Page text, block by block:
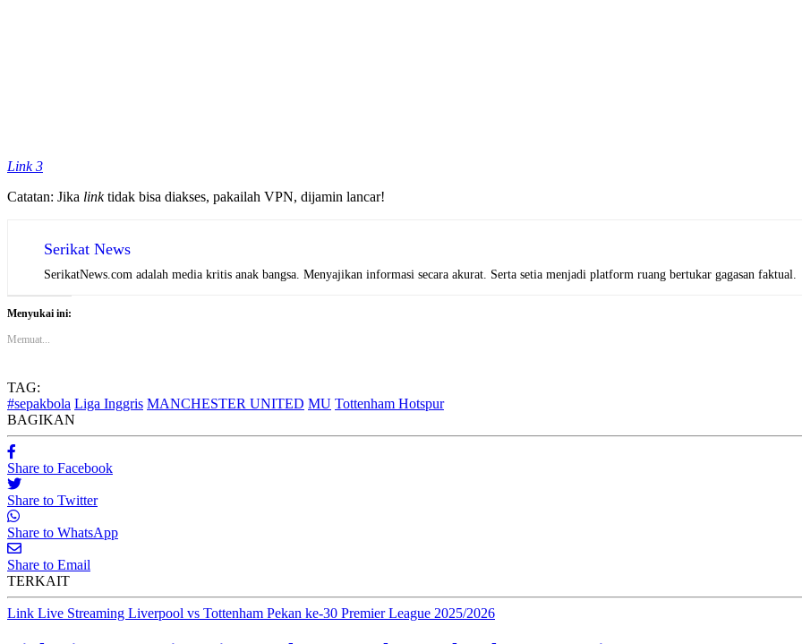
Link 3
Catatan: Jika linktidak bisa diakses, pakailah VPN, dijamin lancar!
Serikat News
SerikatNews.com adalah media kritis anak bangsa. Menyajikan informasi secara akurat. Serta setia menjadi platform ruang bertukar gagasan faktual.
Menyukai ini:
Memuat...
TAG:
#sepakbola Liga Inggris MANCHESTER UNITED MU Tottenham Hotspur
BAGIKAN
Share to Facebook
Share to Twitter
Share to WhatsApp
Share to Email
TERKAIT
Link Live Streaming Liverpool vs Tottenham Pekan ke-30 Premier League 2025/2026